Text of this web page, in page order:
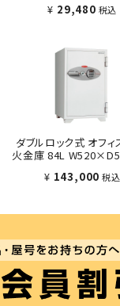
¥ 29,480 税込
ダブルロック式 オフィ
火金庫 84L
¥ 143,000 税込